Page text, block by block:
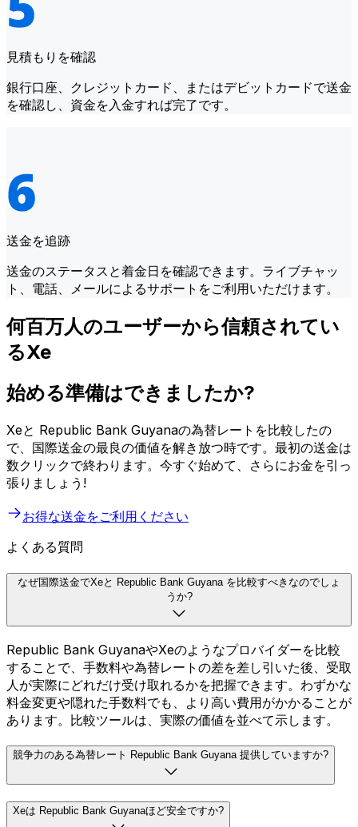
見積もりを確認
銀行口座、クレジットカード、またはデビットカードで送金
を確認し、資金を入金すれば完了です。
送金を追跡
送金のステータスと着金日を確認できます。ライブチャッ
ト、電話、メールによるサポートをご利用いただけます。
何百万人のユーザーから信頼されてい
るXe
始める準備はできましたか?
Xeと Republic Bank Guyanaの為替レートを比較したの
で、国際送金の最良の価値を解き放つ時です。最初の送金は
数クリックで終わります。今すぐ始めて、さらにお金を引っ
張りましょう!
お得な送金をご利用ください
よくある質問
なぜ国際送金でXeと Republic Bank Guyana を比較すべきなのでしょ
うか?
Republic Bank GuyanaやXeのようなプロバイダーを比較
することで、手数料や為替レートの差を差し引いた後、受取
人が実際にどれだけ受け取れるかを把握できます。わずかな
料金変更や隠れた手数料でも、より高い費用がかかることが
あります。比較ツールは、実際の価値を並べて示します。
競争力のある為替レート Republic Bank Guyana 提供していますか?
Xeは Republic Bank Guyanaほど安全ですか?